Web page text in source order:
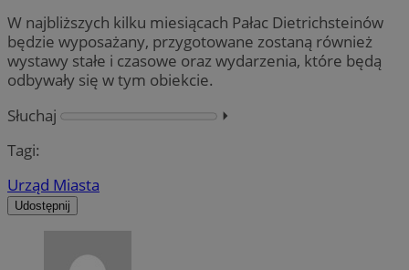
W najbliższych kilku miesiącach Pałac Dietrichsteinów
będzie wyposażany, przygotowane zostaną również
wystawy stałe i czasowe oraz wydarzenia, które będą
odbywały się w tym obiekcie.
Słuchaj
⏵︎
Tagi:
Urząd Miasta
Udostępnij